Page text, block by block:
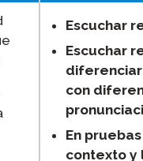
Escuchar
Escuchar
con
En
contexto y